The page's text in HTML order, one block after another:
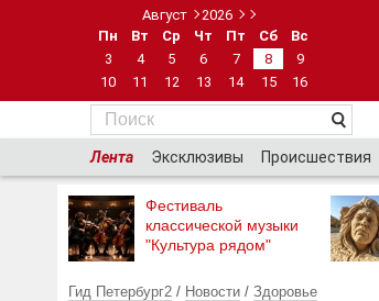
Август
2026
Пн
Вт Ср Чт Пт Сб
Вс
3
4 5 6 7 8
9
10
11 12 13 14 15 16
Лента Эксклюзивы Происшествия
Фестиваль
классической музыки
"Культура рядом"
Гид Петербург2 / Новости / Здоровье